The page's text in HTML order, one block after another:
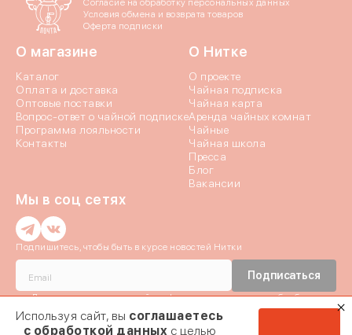
Используя сайт, вы соглашаетесь
с обработкой данных с целью
Согласие на обработку персональных данных
Условия обмена и возврата товаров
Оферта подписки
О магазине
Каталог
Оплата и доставка
Оптовые поставки
Вопрос-ответ о чайной подписке
Программа лояльности
Контакты
О Нитке
О проекте
Чайная подписка
Чайная карта
Аренда чайных комнат
Чайные
Чайная школа
Пресса
Блог
Вакансии
Мы в соц сетях
Подпишитесь, чтобы быть в курсе новостей Нитки
Подписаться
Даю согласие cполитикой конфиденциальностии на обработку
Персональных данных
Даю согласие на получениепочтовой рассылки
Яндекс ID
Введите свой номер
Номер телефона
Даю согласие на
Даю согласие c
Мы отправили
Если эта почта